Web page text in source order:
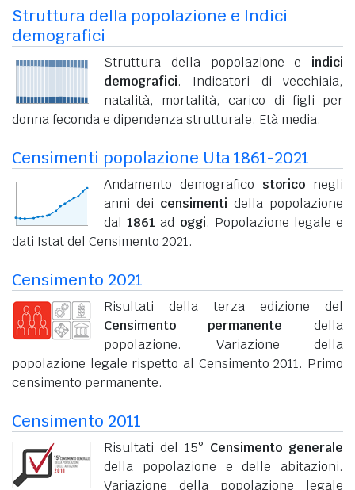
Struttura della popolazione e Indici
demografici
Struttura della popolazione e indici
demografici. Indicatori di vecchiaia,
natalità, mortalità, carico di figli per
donna feconda e dipendenza strutturale. Età media.
Censimenti popolazione Uta 1861-2021
Andamento demografico storico negli
anni dei censimenti della popolazione
dal1861 ad oggi. Popolazione legale e
dati Istat del Censimento 2021.
Censimento 2021
Risultati della terza edizione del
Censimento permanente della
popolazione. Variazione della
popolazione legale rispetto al Censimento 2011. Primo
censimento permanente.
Censimento 2011
Risultati del 15° Censimento generale
della popolazione e delle abitazioni.
Variazione della popolazione legale